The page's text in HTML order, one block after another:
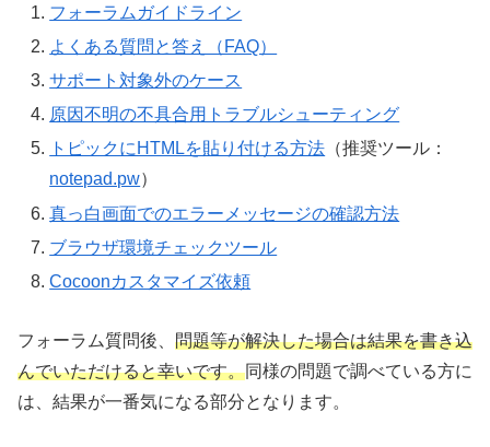
フォーラムガイドライン
よくある質問と答え（FAQ）
サポート対象外のケース
原因不明の不具合用トラブルシューティング
トピックにHTMLを貼り付ける方法 （推奨ツール：
notepad.pw）
真っ白画面でのエラーメッセージの確認方法
ブラウザ環境チェックツール
Cocoonカスタマイズ依頼
フォーラム質問後、 問題等が解決した場合は結果を書き込
んでいただけると幸いです。同様の問題で調べている方に
は、結果が一番気になる部分となります。